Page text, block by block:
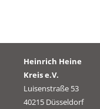
Heinrich Heine
Kreis e.V.
Luisenstraße 53
40215 Düsseldorf